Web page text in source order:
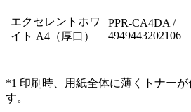
エクセレントホワ
イト A4（厚口）
PPR-CA4DA /
4949443202106
*1 印刷時、用紙全体に薄くトナー
す。